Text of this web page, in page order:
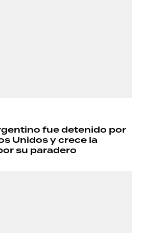
fue detenido por
Unidos y crece la
su paradero